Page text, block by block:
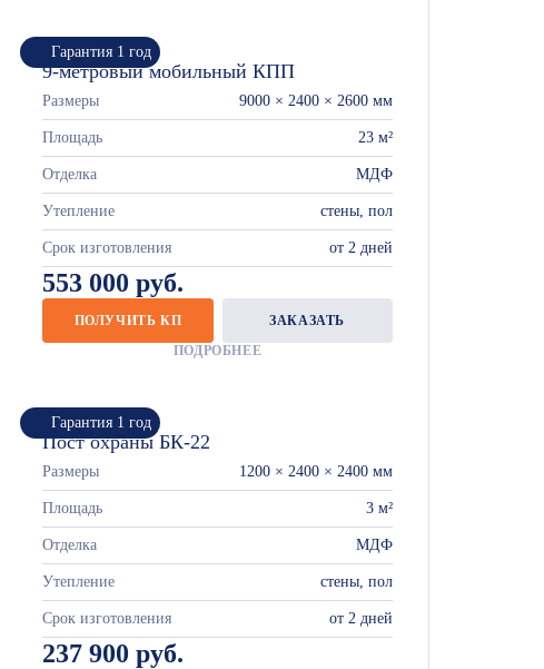
Гарантия 1 год
9-метровый мобильный КПП
Размеры 9000 × 2400 × 2600 мм
Площадь 23 м²
Отделка МДФ
Утепление стены, пол
Срок изготовления от 2 дней
553 000 руб.
ПОЛУЧИТЬ КП
ЗАКАЗАТЬ
ПОДРОБНЕЕ
Гарантия 1 год
Пост охраны БК-22
Размеры 1200 × 2400 × 2400 мм
Площадь 3 м²
Отделка МДФ
Утепление стены, пол
Срок изготовления от 2 дней
237 900 руб.